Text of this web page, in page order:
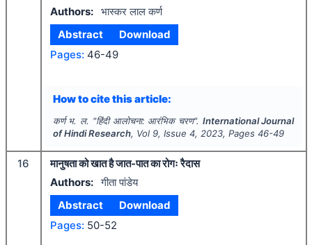
Authors: भास्कर लाल कर्ण
Abstract
Download
Pages: 46-49
How to cite this article:
कर्ण भ. ल. "हिंदी आलोचना: आरंभिक चरण". International Journal
of Hindi Research, Vol 9, Issue 4, 2023, Pages 46-49
16
मानुषता को खात है जात-पात का रोगः रैदास
Authors: गीता पांडेय
Abstract
Download
Pages: 50-52